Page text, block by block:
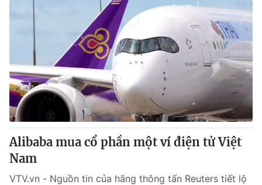
Alibaba mua cổ phần một ví điện tử Việt
Nam
VTV.vn - Nguồn tin của hãng thông tấn Reuters tiết lộ